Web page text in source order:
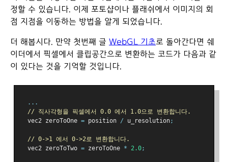
정할 수 있습니다. 이제 포토샵이나 플래쉬에서 이미지의 회
점 지점을 이동하는 방법을 알게 되었습니다.
더 해봅시다. 만약 첫번째 글 WebGL 기초로 돌아간다면 쉐
이더에서 픽셀에서 클립공간으로 변환하는 코드가 다음과 같
이 있다는 것을 기억할 것입니다.
...
// 직사각형을 픽셀에서 0.0 에서 1.0으로 변환합니다.
  vec2 zeroToOne
= position / u_resolution;
// 0->1 에서 0->2로 변환합니다.
  vec2 zeroToTwo
= zeroToOne * 2.0;